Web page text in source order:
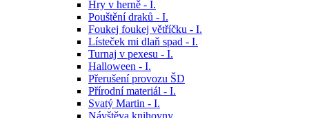
Hry v herně - I.
Pouštění draků - I.
Foukej foukej větříčku - I.
Lísteček mi dlaň spad - I.
Turnaj v pexesu - I.
Halloween - I.
Přerušení provozu ŠD
Přírodní materiál - I.
Svatý Martin - I.
Návštěva knihovny